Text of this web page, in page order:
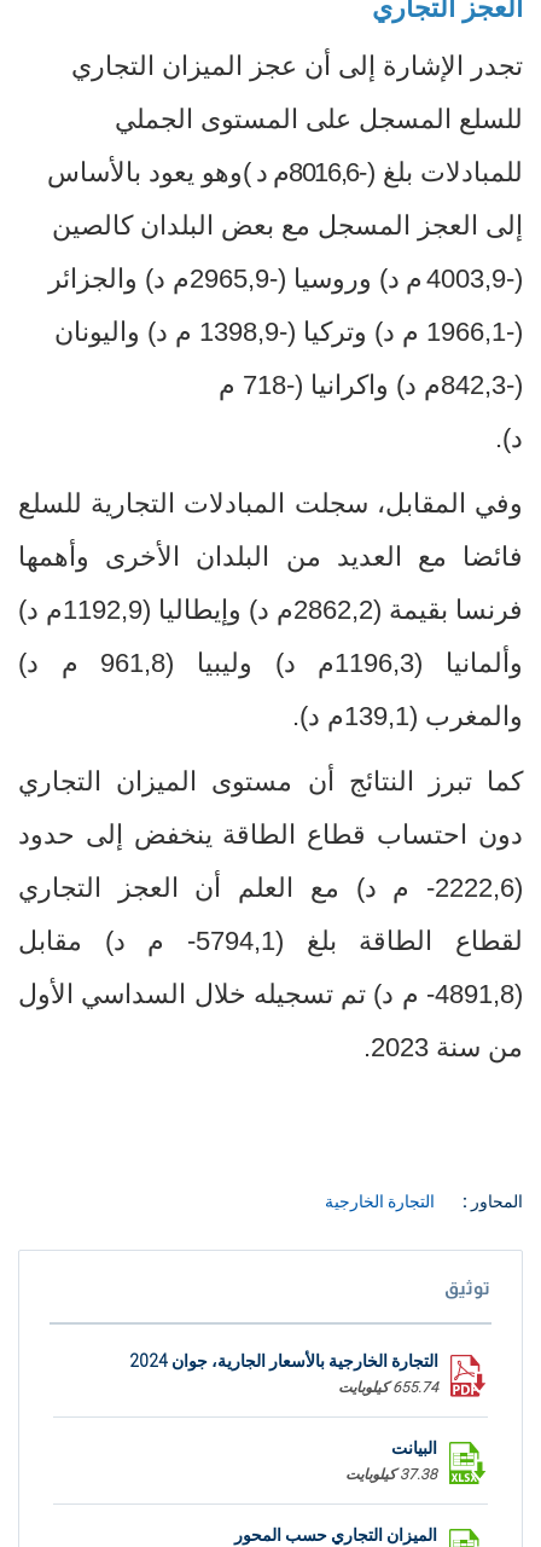
العجز التجاري
تجدر الإشارة إلى أن عجز الميزان التجاري
للسلع المسجل على المستوى الجملي
للمبادلات بلغ -)8016,6م د(وهو يعود بالأساس
إلى العجز المسجل مع بعض البلدان كالصين
(-4003,9
م د
) وروسيا (-2965,9م د) والجزائر
(-1966,1 م د) وتركيا (-1398,9 م د) واليونان
(-842,3م د) واكرانيا (-718 م
د).
وفي المقابل، سجلت المبادلات التجارية للسلع
فائضا مع العديد من البلدان الأخرى وأهمها
فرنسا بقيمة (2862,2م د) وإيطاليا (1192,9م د)
وألمانيا (1196,3م
د) وليبيا (961,8 م د)
والمغرب (139,1م د).
كما تبرز النتائج أن مستوى الميزان التجاري
دون احتساب قطاع الطاقة ينخفض إلى حدود
(2222,6- م د) مع العلم أن العجز التجاري
لقطاع الطاقة بلغ (5794,1- م د) مقابل
(4891,8- م د) تم تسجيله خلال السداسي الأول
من سنة 2023.
المحاور : التجارة الخارجية
توثيق
التجارة الخارجية بالأسعار الجارية، جوان 2024
655.74 كيلوبايت
البيانت
37.38 كيلوبايت
الميزان التجاري حسب المحور